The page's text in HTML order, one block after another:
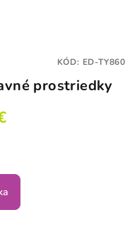
prostriedky
KÓD: ED-TY860